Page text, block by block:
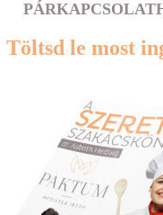
Töltsd le most